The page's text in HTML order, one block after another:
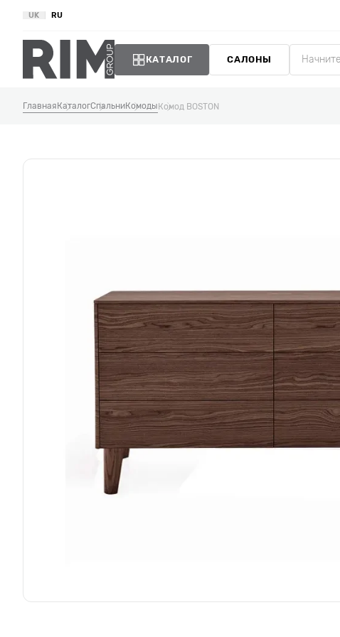
UK RU
КАТАЛОГ САЛОНЫ
Главная КаталогСпальниКомодыКомод BOSTON